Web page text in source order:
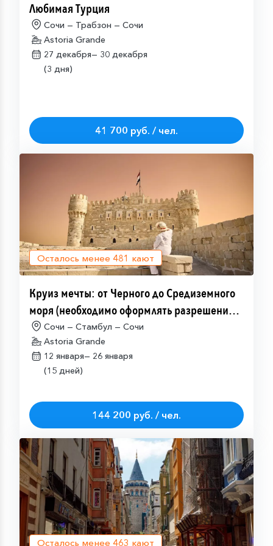
Любимая Турция
Сочи — Трабзон — Сочи
Astoria Grande
27 декабря— 30 декабря
(3 дня)
41 700 руб. / чел.
Осталось менее 481 кают
Круиз мечты: от Черного до Средиземного
моря (необходимо оформлять разрешение
на посещение Израиля (ETA-IL)
Сочи — Стамбул — Сочи
Astoria Grande
12 января— 26 января
(15 дней)
144 200 руб. / чел.
Осталось менее 463 кают